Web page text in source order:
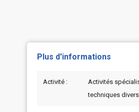
Plus d'informations
Activité :
Activités
techniques